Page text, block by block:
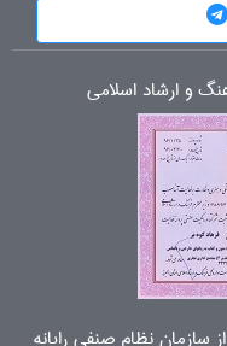
و ارشاد اسلامی
نظام صنفی رایانه